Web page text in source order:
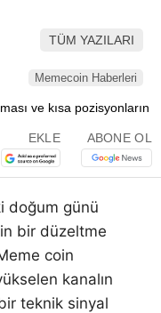
TÜM YAZILARI
Memecoin Haberleri
EKLE ABONE OL
doğum günü
bir düzeltme
coin
kanalın
teknik sinyal